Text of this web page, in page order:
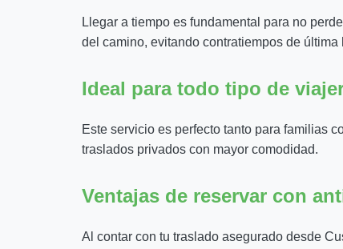
Llegar a tiempo es fundamental para no
del camino, evitando contratiempos de última
Ideal para todo tipo de
Este servicio es perfecto tanto para familias
traslados privados con mayor comodidad.
Ventajas de reservar con
Al contar con tu traslado asegurado desde